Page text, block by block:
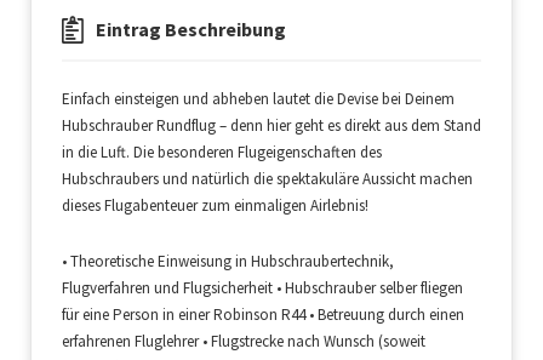
Eintrag Beschreibung
Einfach einsteigen und abheben lautet die Devise bei Deinem
Hubschrauber Rundflug – denn hier geht es direkt aus dem Stand
in die Luft. Die besonderen Flugeigenschaften des
Hubschraubers und natürlich die spektakuläre Aussicht machen
dieses Flugabenteuer zum einmaligen Airlebnis!
• Theoretische Einweisung in Hubschraubertechnik,
Flugverfahren und Flugsicherheit • Hubschrauber selber fliegen
für eine Person in einer Robinson R44 • Betreuung durch einen
erfahrenen Fluglehrer • Flugstrecke nach Wunsch (soweit